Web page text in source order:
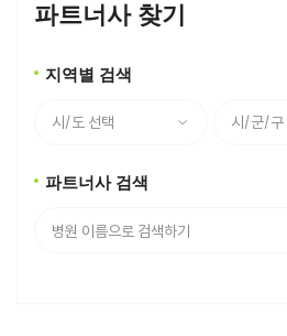
파트너사 찾기
지역별 검색
파트너사 검색